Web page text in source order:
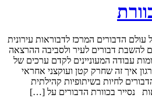
הדבורים המרכז לדבוראות עירונית
להשבת דבורים לעיר ולסביבה ההרצאה
עבודה המעוניינים לקדם ערכים של
איך זה שחרק קטן ועוקצני אחראי
לחיות בשיתופיות קהילתית
נסייר בכוורת הדבורים על […]